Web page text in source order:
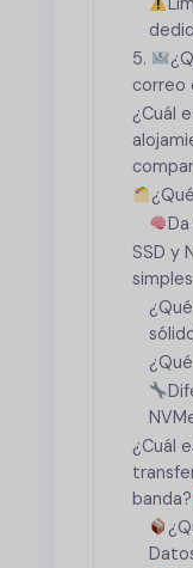
5.
correo
¿Cuál
SSD y
simples
¿Cuál
banda?